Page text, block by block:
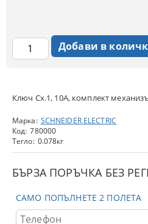
Ключ Сх.1, 10A, комплект
Марка: SCHNEIDER ELECTRIC
Код: 780000
Тегло: 0.078кг
БЪРЗА ПОРЪЧКА БЕЗ
САМО ПОПЪЛНЕТЕ 2 ПОЛЕТА